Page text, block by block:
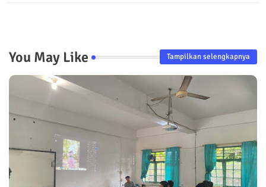
You May Like Tampilkan selengkapnya